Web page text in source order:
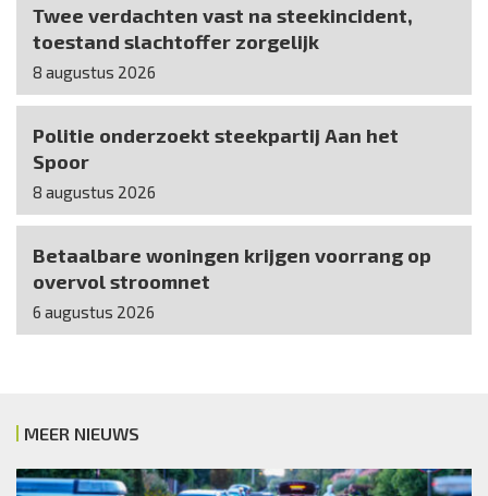
Twee verdachten vast na steekincident,
toestand slachtoffer zorgelijk
8 augustus 2026
Politie onderzoekt steekpartij Aan het
Spoor
8 augustus 2026
Betaalbare woningen krijgen voorrang op
overvol stroomnet
6 augustus 2026
MEER NIEUWS